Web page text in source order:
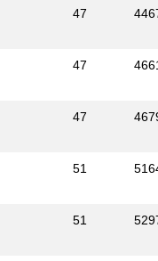
47
47
47
51
51